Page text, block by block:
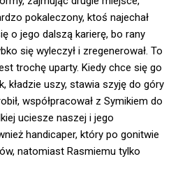
pokaleczony, ktoś najechał
o jego dalszą karierę, bo rany
się wyleczył i zregenerował. To
trochę uparty. Kiedy chce się go
kładzie uszy, stawia szyję do góry
współpracował z Symikiem do
uciesze naszej i jego
handicaper, który po gonitwie
natomiast Rasmiemu tylko